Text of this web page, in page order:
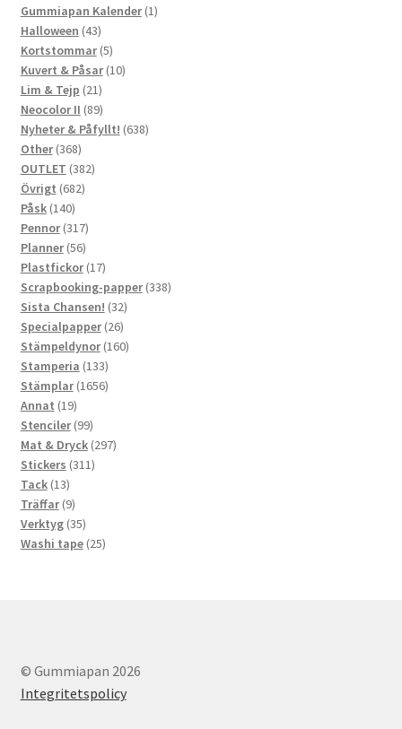
produkter
Gummiapan Kalender 11
Halloween 4343
produkter
Kortstommar 55
produkter
Kuvert & Påsar 1010
Lim & Tejp 2121
produkter
Neocolor II 8989
produkter
Nyheter & Påfyllt! 638638
Other 368368
produkter
OUTLET 382382
Övrigt 682682
Påsk 140140
produkter
Pennor 317317
produkter
Planner 5656
produkter
Plastfickor 1717
produkter
Scrapbooking-papper 338338
Sista Chansen! 3232
produkter
Specialpapper 2626
produkter
Stämpeldynor 160160
Stamperia 133133
produkter
Stämplar 16561656
Annat 1919
produkter
Stenciler 9999
produkter
Mat & Dryck 297297
Stickers 311311
Tack 1313
produkter
Träffar 99
produkter
Verktyg 3535
produkter
Washi tape 2525
© Gummiapan 2026
Integritetspolicy